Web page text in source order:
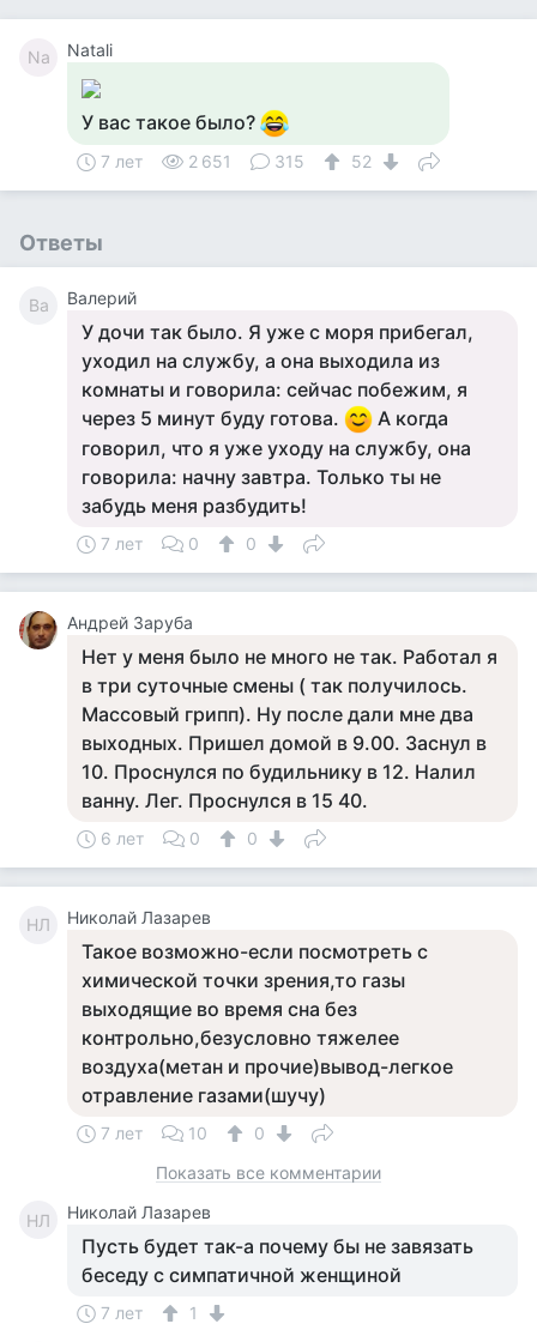
Na Natali
У вас такое было?
7 лет 2 651 315 52
Ответы
Ва Валерий
У дочи так было. Я уже с моря прибегал,
уходил на службу, а она выходила из
комнаты и говорила: сейчас побежим, я
через 5 минут буду готова.
А когда
говорил, что я уже уходу на службу, она
говорила: начну завтра. Только ты не
забудь меня разбудить!
7 лет 0 0
Андрей Заруба
Нет у меня было не много не так. Работал я
в три суточные смены ( так получилось.
Массовый грипп). Ну после дали мне два
выходных. Пришел домой в 9.00. Заснул в
10. Проснулся по будильнику в 12. Налил
ванну. Лег. Проснулся в 15 40.
6 лет 0 0
НЛ Николай Лазарев
Такое возможно-если посмотреть с
химической точки зрения,то газы
выходящие во время сна без
контрольно,безусловно тяжелее
воздуха(метан и прочие)вывод-легкое
отравление газами(шучу)
7 лет 10
0
Показать все комментарии
НЛ Николай Лазарев
Пусть будет так-а почему бы не завязать
беседу с симпатичной женщиной
7 лет 1